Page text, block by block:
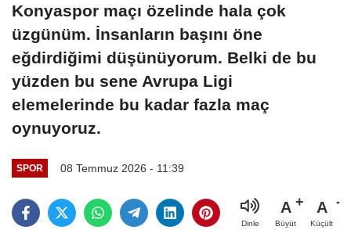
Konyaspor maçı özelinde hala çok
üzgünüm. İnsanların başını öne
eğdirdiğimi düşünüyorum. Belki de bu
yüzden bu sene Avrupa Ligi
elemelerinde bu kadar fazla maç
oynuyoruz.
SPOR 08 Temmuz 2026 - 11:39
Dinle
A
Büyüt
A
Küçült